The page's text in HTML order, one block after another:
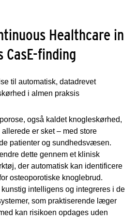
Healthcare in
CasE-finding
til automatisk, datadrevet
i almen praksis
også kaldet knogleskørhed,
er sket – med store
patienter og sundhedsvæsen.
dette gennem et klinisk
der automatisk kan identificere
osteoporotiske knoglebrud.
intelligens og integreres i de
som praktiserende læger
kan risikoen opdages uden